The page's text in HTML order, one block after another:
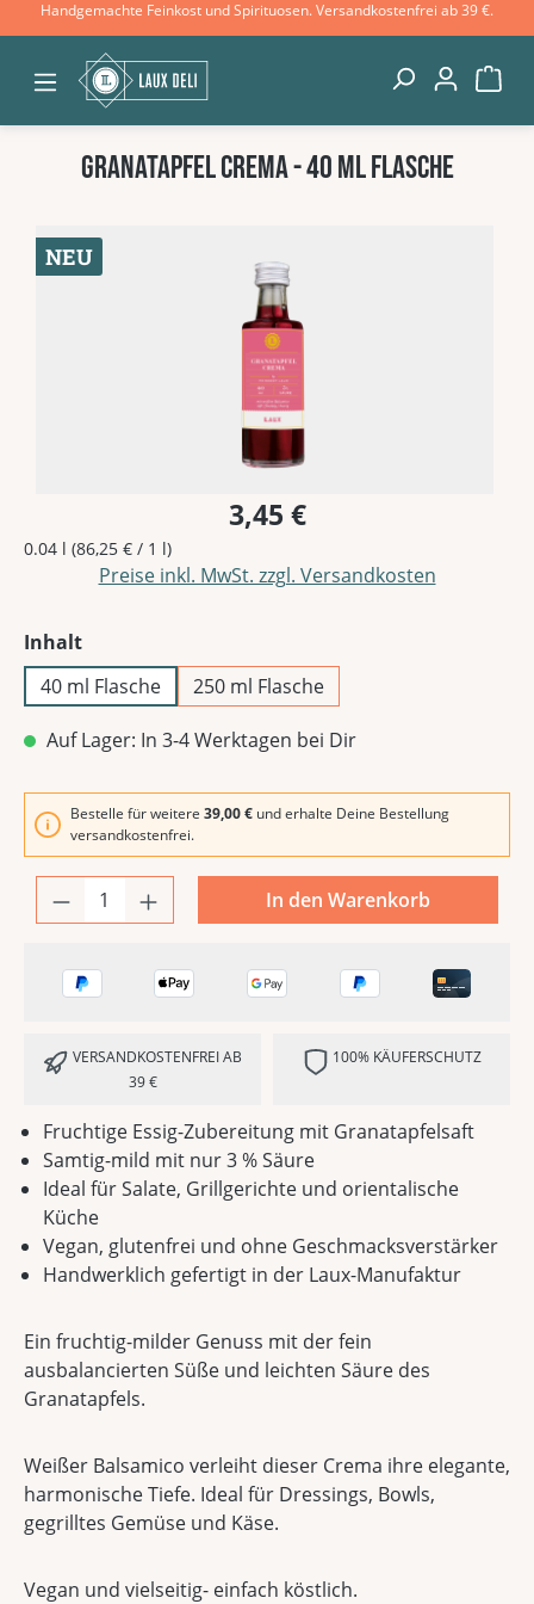
Zum Hauptinhalt springen
Handgemachte Feinkost und Spirituosen. Versandkostenfrei ab 39 €.
Bildergalerie überspringen
NEU
GRANATAPFEL CREMA - 40 ml Flasche
Fruchtige Essig-Zubereitung mit Granatapfelsaft
Samtig-mild mit nur 3 % Säure
Ideal für Salate, Grillgerichte und orientalische
Küche
Vegan, glutenfrei und ohne Geschmacksverstärker
Handwerklich gefertigt in der Laux-Manufaktur
3,45 €
0.04 l (86,25 € / 1 l)
Preise inkl. MwSt. zzgl. Versandkosten
Inhaltauswählen
40 ml Flasche
250 ml Flasche
Auf Lager: In 3-4 Werktagen bei Dir
Bestelle für weitere 39,00 € und erhalte Deine Bestellung
versandkostenfrei.
In den Warenkorb
VERSANDKOSTENFREI AB
39 €
100% KÄUFERSCHUTZ
Ein fruchtig-milder Genuss mit der fein
ausbalancierten Süße und leichten Säure des
Granatapfels.
Weißer Balsamico verleiht dieser Crema ihre elegante,
harmonische Tiefe. Ideal für Dressings, Bowls,
gegrilltes Gemüse und Käse.
Vegan und vielseitig- einfach köstlich.